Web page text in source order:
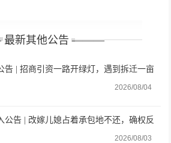
新其他公告 ———
告 | 招商引资一路开绿灯，遇到拆迁一亩
户委托盛廷律师介入
2026/08/04
公告 | 改嫁儿媳占着承包地不还，确权反
入维权
2026/08/03